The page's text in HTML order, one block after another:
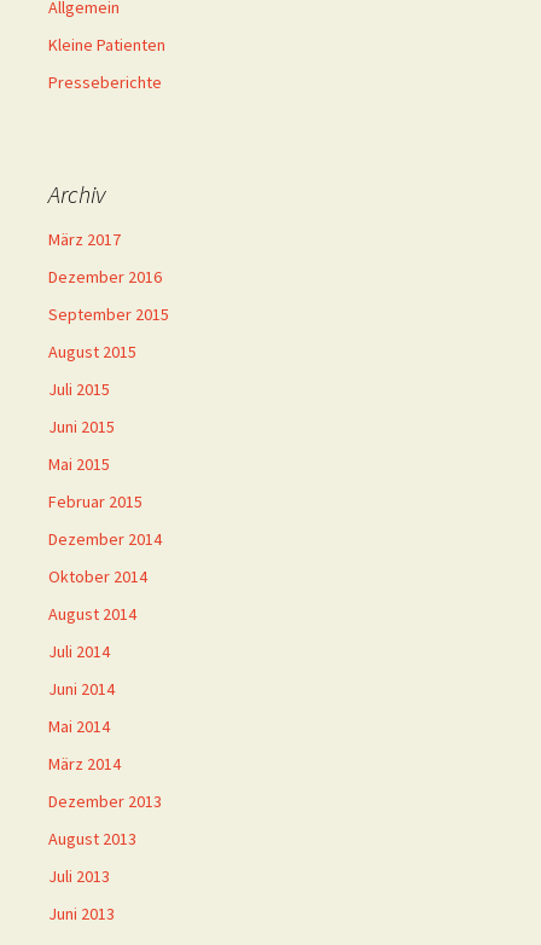
Allgemein
Kleine Patienten
Presseberichte
Archiv
März 2017
Dezember 2016
September 2015
August 2015
Juli 2015
Juni 2015
Mai 2015
Februar 2015
Dezember 2014
Oktober 2014
August 2014
Juli 2014
Juni 2014
Mai 2014
März 2014
Dezember 2013
August 2013
Juli 2013
Juni 2013